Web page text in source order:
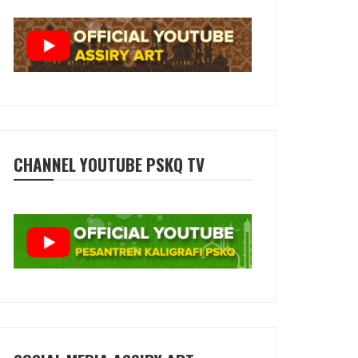
CHANNEL YOUTUBE PSKQ TV